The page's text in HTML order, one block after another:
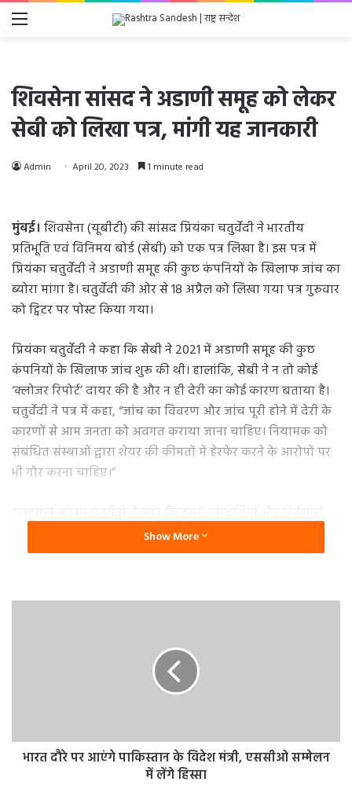
Menu
शिवसेना सांसद ने अडाणी समूह को लेकर
सेबी को लिखा पत्र, मांगी यह जानकारी
Admin April 20, 2023 1 minute read
मुंबई। शिवसेना (यूबीटी) की सांसद प्रियंका चतुर्वेदी ने भारतीय
प्रतिभूति एवं विनिमय बोर्ड (सेबी) को एक पत्र लिखा है। इस पत्र में
प्रियंका चतुर्वेदी ने अडाणी समूह की कुछ कंपनियों के खिलाफ जांच का
ब्योरा मांगा है। चतुर्वेदी की ओर से 18 अप्रैल को लिखा गया पत्र गुरुवार
को ट्विटर पर पोस्ट किया गया।
प्रियंका चतुर्वेदी ने कहा कि सेबी ने 2021 में अडाणी समूह की कुछ
कंपनियों के खिलाफ जांच शुरू की थी। हालांकि, सेबी ने न तो कोई
‘क्लोजर रिपोर्ट’ दायर की है और न ही देरी का कोई कारण बताया है।
चतुर्वेदी ने पत्र में कहा, “जांच का विवरण और जांच पूरी होने में देरी के
कारणों से आम जनता को अवगत कराया जाना चाहिए। नियामक को
संबंधित संस्थाओं द्वारा शेयर की कीमतों में हेरफेर करने के आरोपों पर
भी गौर करना चाहिए।”
का विश्वास सुनिश्चित होगा। अमेरिकी शोध कंपनी हिंडनबर्ग रिसर्च ने
अडाणी समूह पर शेयरों में हेरफेर और धोखाधड़ी के आरोप लगाए हैं।
Show More
भारत दौरे पर आएंगे पाकिस्तान के विदेश मंत्री, एससीओ सम्मेलन
में लेंगे हिस्सा